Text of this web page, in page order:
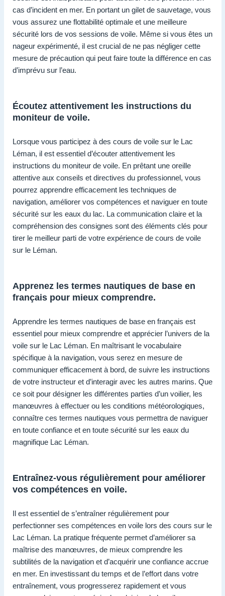
cas d’incident en mer. En portant un gilet de sauvetage, vous
vous assurez une flottabilité optimale et une meilleure
sécurité lors de vos sessions de voile. Même si vous êtes un
nageur expérimenté, il est crucial de ne pas négliger cette
mesure de précaution qui peut faire toute la différence en cas
d’imprévu sur l’eau.
Écoutez attentivement les instructions du
moniteur de voile.
Lorsque vous participez à des cours de voile sur le Lac
Léman, il est essentiel d’écouter attentivement les
instructions du moniteur de voile. En prêtant une oreille
attentive aux conseils et directives du professionnel, vous
pourrez apprendre efficacement les techniques de
navigation, améliorer vos compétences et naviguer en toute
sécurité sur les eaux du lac. La communication claire et la
compréhension des consignes sont des éléments clés pour
tirer le meilleur parti de votre expérience de cours de voile
sur le Léman.
Apprenez les termes nautiques de base en
français pour mieux comprendre.
Apprendre les termes nautiques de base en français est
essentiel pour mieux comprendre et apprécier l’univers de la
voile sur le Lac Léman. En maîtrisant le vocabulaire
spécifique à la navigation, vous serez en mesure de
communiquer efficacement à bord, de suivre les instructions
de votre instructeur et d’interagir avec les autres marins. Que
ce soit pour désigner les différentes parties d’un voilier, les
manœuvres à effectuer ou les conditions météorologiques,
connaître ces termes nautiques vous permettra de naviguer
en toute confiance et en toute sécurité sur les eaux du
magnifique Lac Léman.
Entraînez-vous régulièrement pour améliorer
vos compétences en voile.
Il est essentiel de s’entraîner régulièrement pour
perfectionner ses compétences en voile lors des cours sur le
Lac Léman. La pratique fréquente permet d’améliorer sa
maîtrise des manœuvres, de mieux comprendre les
subtilités de la navigation et d’acquérir une confiance accrue
en mer. En investissant du temps et de l’effort dans votre
entraînement, vous progresserez rapidement et vous